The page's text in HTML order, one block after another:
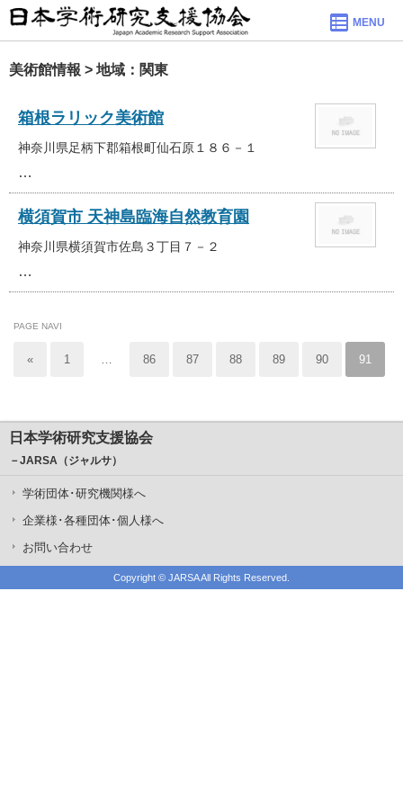
MENU
美術館情報 > 地域：関東
箱根ラリック美術館
神奈川県足柄下郡箱根町仙石原１８６－１
…
横須賀市 天神島臨海自然教育園
神奈川県横須賀市佐島３丁目７－２
…
PAGE NAVI
« 1 … 86 87 88 89 90 91
日本学術研究支援協会
－JARSA（ジャルサ）
学術団体･研究機関様へ
企業様･各種団体･個人様へ
お問い合わせ
Copyright © JARSAAll Rights Reserved.